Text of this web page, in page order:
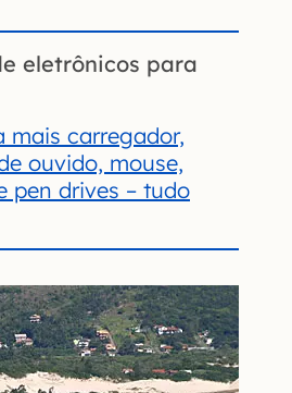
eletrônicos para
mais carregador,
ouvido, mouse,
pen drives – tudo